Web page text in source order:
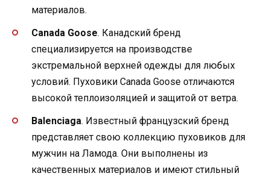
материалов.
Canada Goose. Канадский бренд
специализируется на производстве
экстремальной верхней одежды для любых
условий. Пуховики Canada Goose отличаются
высокой теплоизоляцией и защитой от ветра.
Balenciaga. Известный французский бренд
представляет свою коллекцию пуховиков для
мужчин на Ламода. Они выполнены из
качественных материалов и имеют стильный